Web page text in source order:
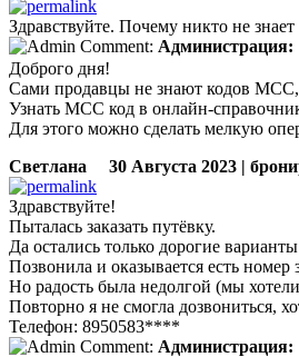
Здравствуйте. Почему никто не
Администрация:
Доброго дня!
Сами продавцы не знают кодов МСС,
Узнать MCC код в онлайн-
Для этого можно сделать мелкую
Светлана
30 Августа 2023 |
Здравствуйте!
Пыталась заказать путёвку.
Да остались только дорогие
Позвонила и оказывается есть номер
Но радость была недолгой (мы
Повторно я не смогла дозвониться,
Телефон: 8950583****
Администрация: